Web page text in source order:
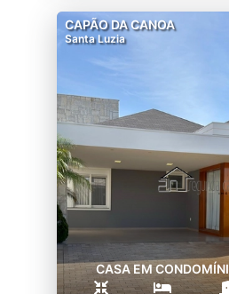
CAPÃO DA CANOA
Santa Luzia
CASA EM